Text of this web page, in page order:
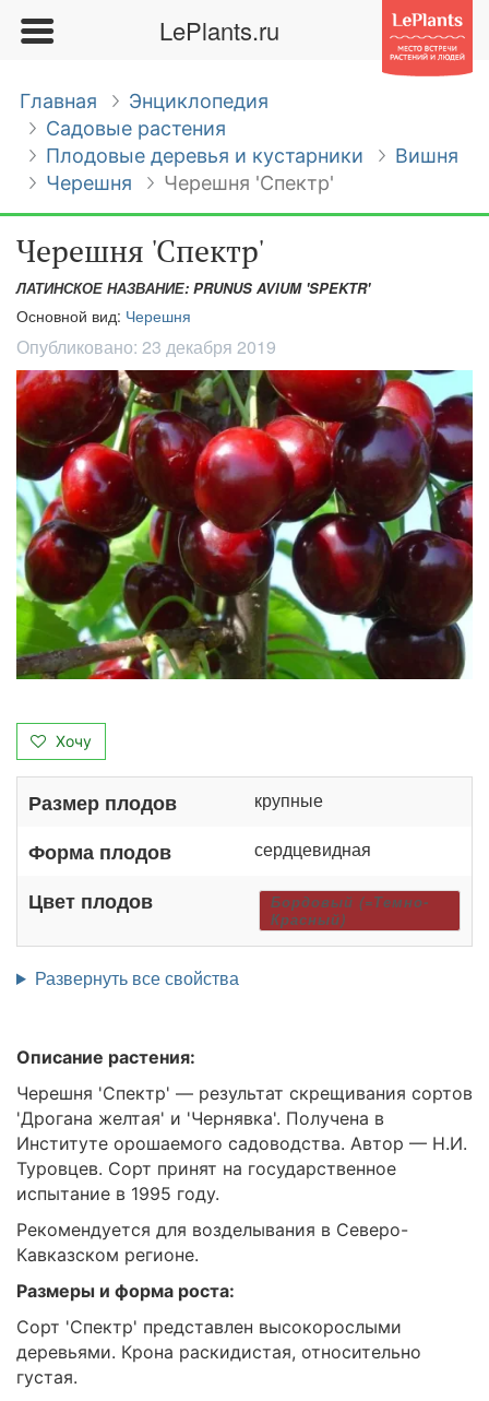
LePlants.ru
Главная
Энциклопедия
Садовые растения
Плодовые деревья и кустарники
Вишня
Черешня
Черешня 'Спектр'
Черешня 'Спектр'
ЛАТИНСКОЕ НАЗВАНИЕ: PRUNUS AVIUM 'SPEKTR'
Основной вид: Черешня
Опубликовано: 23 декабря 2019
Хочу
Размер плодов крупные
Форма плодов сердцевидная
Цвет плодов
Бордовый (=Темно-
Красный)
Развернуть все свойства
Описание растения:
Черешня 'Спектр' — результат скрещивания сортов
'Дрогана желтая' и 'Чернявка'. Получена в
Институте орошаемого садоводства. Автор — Н.И.
Туровцев. Сорт принят на государственное
испытание в 1995 году.
Рекомендуется для возделывания в Северо-
Кавказском регионе.
Размеры и форма роста:
Сорт 'Спектр' представлен высокорослыми
деревьями. Крона раскидистая, относительно
густая.